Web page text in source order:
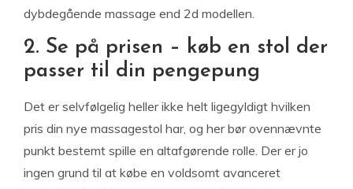
dybdegående massage end 2d modellen.
2. Se på prisen – køb en stol der
passer til din pengepung
Det er selvfølgelig heller ikke helt ligegyldigt hvilken
pris din nye massagestol har, og her bør ovennævnte
punkt bestemt spille en altafgørende rolle. Der er jo
ingen grund til at købe en voldsomt avanceret